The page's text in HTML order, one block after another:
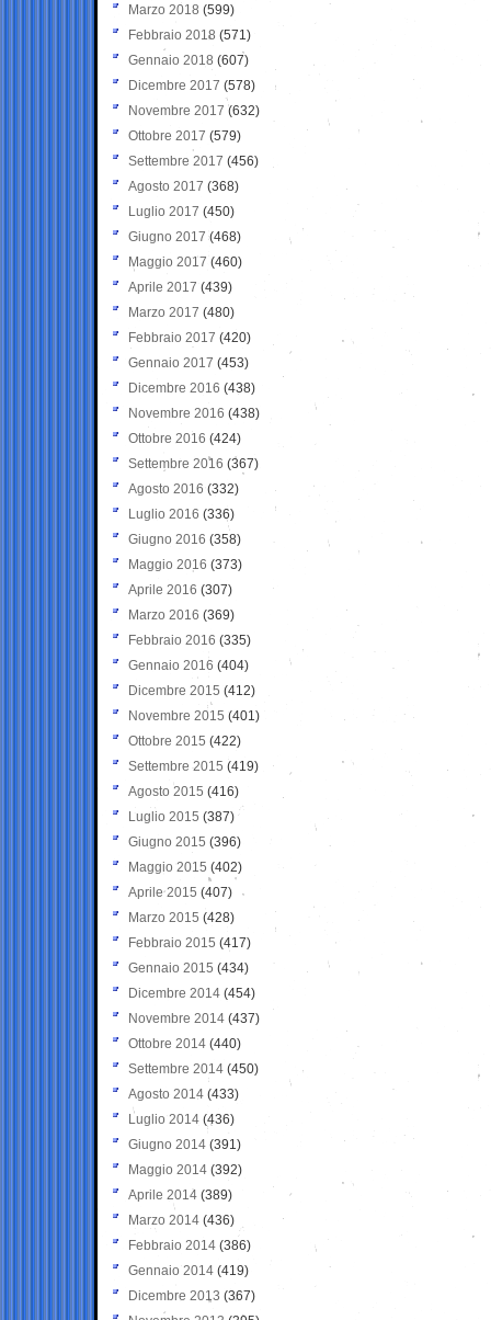
Marzo 2018 (599)
Febbraio 2018 (571)
Gennaio 2018 (607)
Dicembre 2017 (578)
Novembre 2017 (632)
Ottobre 2017 (579)
Settembre 2017 (456)
Agosto 2017 (368)
Luglio 2017 (450)
Giugno 2017 (468)
Maggio 2017 (460)
Aprile 2017 (439)
Marzo 2017 (480)
Febbraio 2017 (420)
Gennaio 2017 (453)
Dicembre 2016 (438)
Novembre 2016 (438)
Ottobre 2016 (424)
Settembre 2016 (367)
Agosto 2016 (332)
Luglio 2016 (336)
Giugno 2016 (358)
Maggio 2016 (373)
Aprile 2016 (307)
Marzo 2016 (369)
Febbraio 2016 (335)
Gennaio 2016 (404)
Dicembre 2015 (412)
Novembre 2015 (401)
Ottobre 2015 (422)
Settembre 2015 (419)
Agosto 2015 (416)
Luglio 2015 (387)
Giugno 2015 (396)
Maggio 2015 (402)
Aprile 2015 (407)
Marzo 2015 (428)
Febbraio 2015 (417)
Gennaio 2015 (434)
Dicembre 2014 (454)
Novembre 2014 (437)
Ottobre 2014 (440)
Settembre 2014 (450)
Agosto 2014 (433)
Luglio 2014 (436)
Giugno 2014 (391)
Maggio 2014 (392)
Aprile 2014 (389)
Marzo 2014 (436)
Febbraio 2014 (386)
Gennaio 2014 (419)
Dicembre 2013 (367)